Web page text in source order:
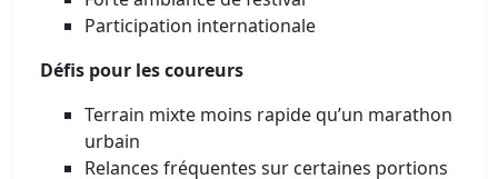
Participation internationale
Défis pour les coureurs
Terrain mixte moins rapide qu’un marathon
urbain
Relances fréquentes sur certaines portions